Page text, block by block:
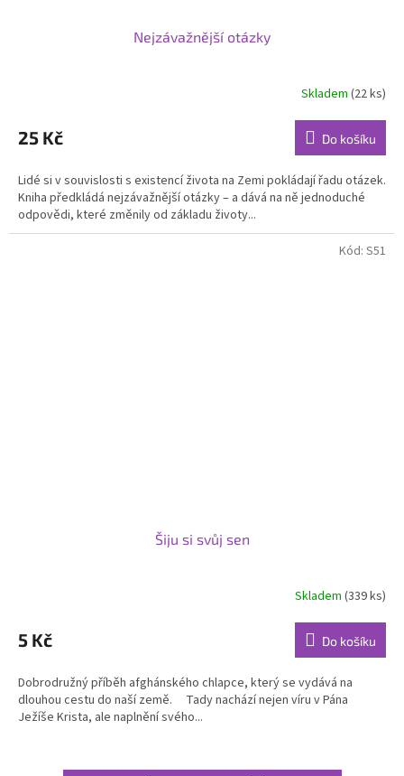
Nejzávažnější otázky
produktu
je
z
5
hvězdiček.
Skladem(22 ks)
25 Kč Do košíku
Lidé si v souvislosti s existencí života na Zemi pokládají řadu otázek.
Kniha předkládá nejzávažnější otázky – a dává na ně jednoduché
odpovědi, které změnily od základu životy...
Šiju si svůj sen
produktu
je
z
5
hvězdiček.
Skladem(339 ks)
5 Kč Do košíku
Dobrodružný příběh afghánského chlapce, který se vydává na
dlouhou cestu do naší země. Tady nachází nejen víru v Pána
Ježíše Krista, ale naplnění svého...
Kód: S51